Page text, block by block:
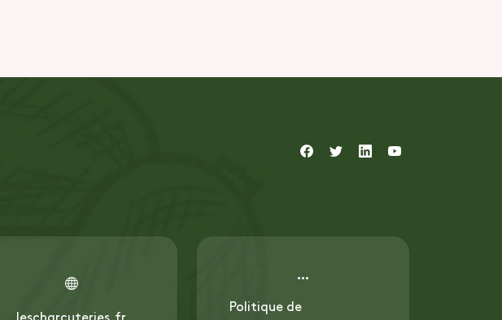
lescharcuteries.fr
Politique de